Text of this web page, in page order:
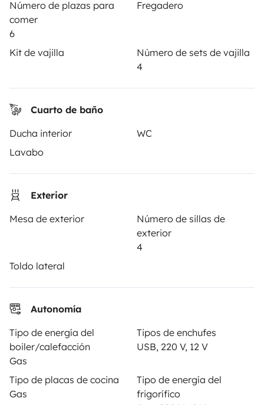
Número de plazas para
comer
6
Fregadero
Kit de vajilla
Número de sets de vajilla
4
Cuarto de baño
Ducha interior
WC
Lavabo
Exterior
Mesa de exterior
Número de sillas de
exterior
4
Toldo lateral
Autonomía
Tipo de energía del
boiler/calefacción
Gas
Tipos de enchufes
USB, 220 V, 12 V
Tipo de placas de cocina
Gas
Tipo de energía del
frigorífico
¿Cómo funciona?
Alquilar una autocaravana
Anunciar un vehículo
Contrato de alquiler
Asistencias de alquiler
Ayuda propietario
Medios de pago seguros
Disponible en